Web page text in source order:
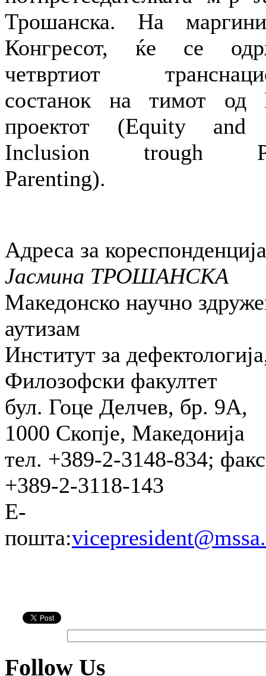
Трошанска. На
Конгресот, ќе се
четвртиот
состанок на тимот од
проектот (Equity and
Inclusion trough
Parenting).
Адреса за
Јасмина ТРОШАНСКА
Македонско научно
аутизам
Институт за
Филозофски факултет
бул. Гоце Делчев, бр. 9А,
1000 Скопје, Македонија
тел. +389-2-3148-834;
+389-2-3118-143
Е-
пошта:
Follow Us